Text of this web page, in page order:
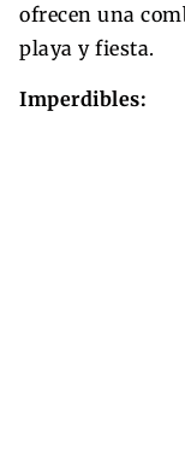
ofrecen una
playa y fiesta.
Imperdibles: